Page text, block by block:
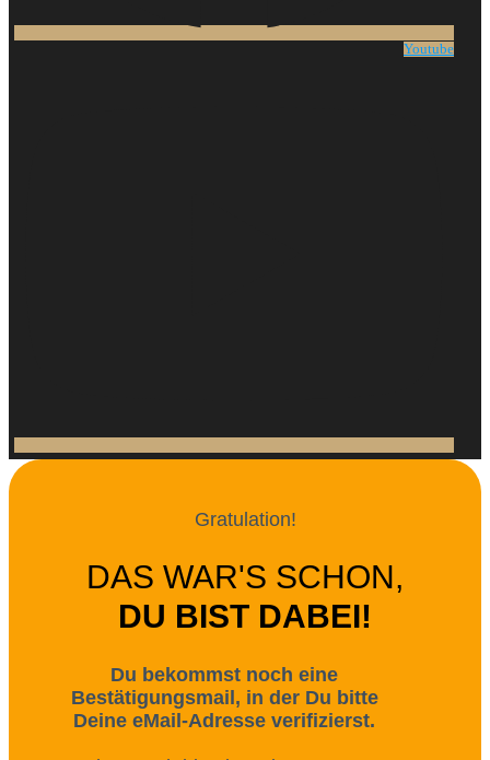
Youtube
Gratulation!
DAS WAR'S SCHON,
DU BIST DABEI!
Du bekommst noch eine
Bestätigungsmail, in der Du bitte
Deine eMail-Adresse verifizierst.